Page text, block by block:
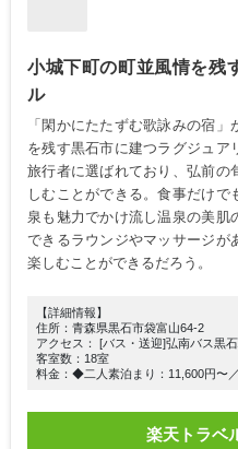
小城下町の町並風情を残
ル
「閑かにたたずむ歌詠みの宿
を残す黒石市に建つラグジュア
旅行者に選ばれており、弘前の
しむことができる。食事だけで
泉も魅力でかけ流し温泉の美肌
できるラウンジやマッサージが
楽しむことができるだろう。
【詳細情報】
住所：青森県黒石市袋富山64-2
アクセス： [バス・送迎]弘南バス黒
客室数：18室
料金：◆二人素泊まり：11,600円〜
楽天トラベ